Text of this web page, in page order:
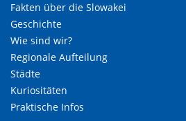
Fakten über die Slowakei
Geschichte
Wie sind wir?
Regionale Aufteilung
Städte
Kuriositäten
Praktische Infos